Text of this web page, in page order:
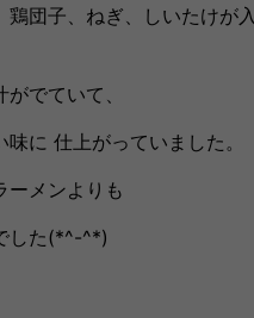
鶏団子、ねぎ、しいたけが
でていて、
に 仕上がっていました。
ーメンよりも
した(*^-^*)